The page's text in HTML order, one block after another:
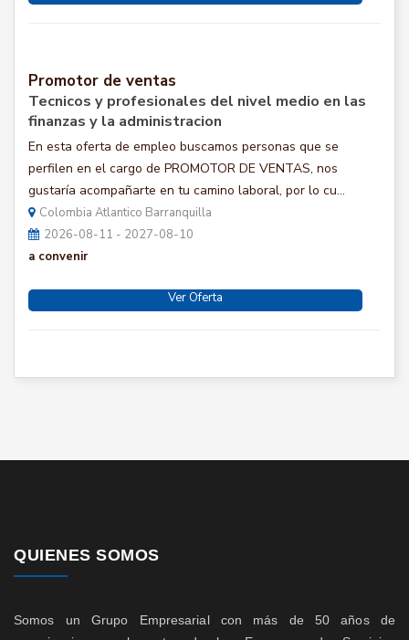
Promotor de ventas
Tecnicos y profesionales del nivel medio en las
finanzas y la administracion
En esta oferta de empleo buscamos personas que se
perfilen en el cargo de PROMOTOR DE VENTAS, nos
gustaría acompañarte en tu camino laboral, por lo cu...
Colombia Atlantico Barranquilla
2026-08-11 - 2027-08-10
a convenir
Ver Oferta
QUIENES SOMOS
Somos un Grupo Empresarial con más de 50 años de